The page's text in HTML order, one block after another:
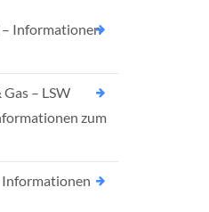
Informationen
– LSW
zum